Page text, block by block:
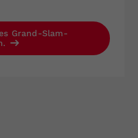
Grand-Slam-